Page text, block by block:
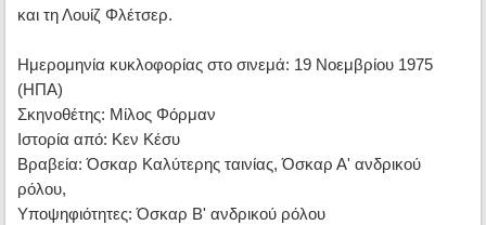
και τη Λουίζ Φλέτσερ.
Ημερομηνία κυκλοφορίας στο σινεμά: 19 Νοεμβρίου 1975
(ΗΠΑ)
Σκηνοθέτης: Μίλος Φόρμαν
Ιστορία από: Κεν Κέσυ
Βραβεία: Όσκαρ Καλύτερης ταινίας, Όσκαρ Α' ανδρικού
ρόλου,
Υποψηφιότητες: Όσκαρ Β' ανδρικού ρόλου